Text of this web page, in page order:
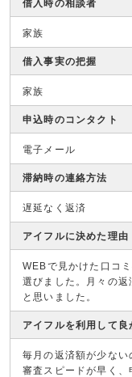
借入時の相談者
家族
借入事実の把握
家族
申込時のコンタクト
電子メール
滞納時の連絡方法
遅延なく返済
アイフルに決めた理由
WEBで見かけた口コ
選びました。月々の
と思いました。
アイフルを利用して良
毎月の返済額が少ない
審査スピードが早く、